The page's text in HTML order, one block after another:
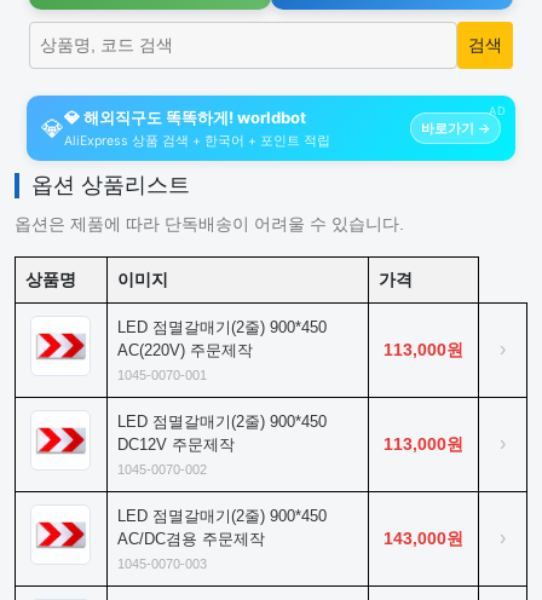
AD
💎💎 해외직구도 똑똑하게! worldbot
AliExpress 상품 검색 + 한국어 + 포인트 적립
바로가기 →
옵션 상품리스트
옵션은 제품에 따라 단독배송이 어려울 수 있습니다.
상품명 이미지 가격
LED 점멸갈매기(2줄) 900*450
AC(220V) 주문제작
1045-0070-001
113,000원 ›
LED 점멸갈매기(2줄) 900*450
DC12V 주문제작
1045-0070-002
113,000원 ›
LED 점멸갈매기(2줄) 900*450
AC/DC겸용 주문제작
1045-0070-003
143,000원 ›